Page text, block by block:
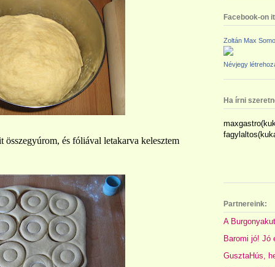
és fóliával letakarva kelesztem
Facebook-on
Zoltán Max
Névjegy
Ha írni
Partnereink:
A
Baromi jó! Jó
GusztaHús,